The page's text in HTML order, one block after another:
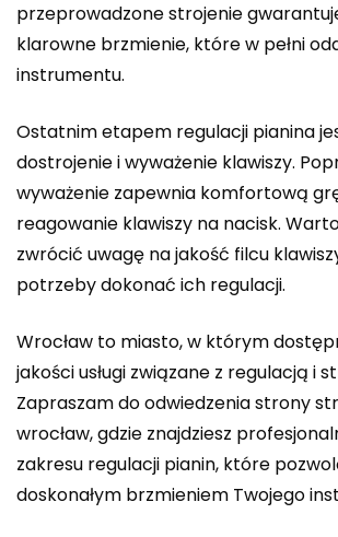
przeprowadzone strojenie
klarowne brzmienie, które w pełni
instrumentu.
Ostatnim etapem regulacji pianina
dostrojenie i wyważenie klawiszy.
wyważenie zapewnia komfortową
reagowanie klawiszy na nacisk.
zwrócić uwagę na jakość filcu
potrzeby dokonać ich regulacji.
Wrocław to miasto, w którym
jakości usługi związane z regulacją i
Zapraszam do odwiedzenia strony
wrocław, gdzie znajdziesz
zakresu regulacji pianin, które
doskonałym brzmieniem Twojego